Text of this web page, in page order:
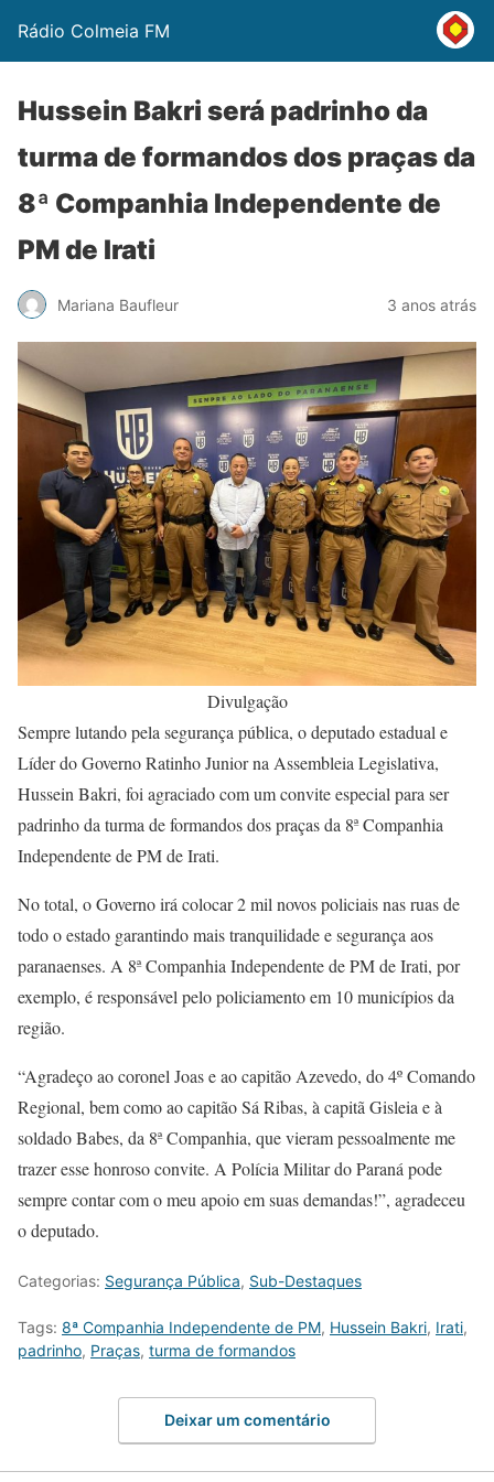
Rádio Colmeia FM
Hussein Bakri será padrinho da
turma de formandos dos praças da
8ª Companhia Independente de
PM de Irati
Mariana Baufleur 3 anos atrás
Divulgação
Sempre lutando pela segurança pública, o deputado estadual e
Líder do Governo Ratinho Junior na Assembleia Legislativa,
Hussein Bakri, foi agraciado com um convite especial para ser
padrinho da turma de formandos dos praças da 8ª Companhia
Independente de PM de Irati.
No total, o Governo irá colocar 2 mil novos policiais nas ruas de
todo o estado garantindo mais tranquilidade e segurança aos
paranaenses. A 8ª Companhia Independente de PM de Irati, por
exemplo, é responsável pelo policiamento em 10 municípios da
região.
“Agradeço ao coronel Joas e ao capitão Azevedo, do 4º Comando
Regional, bem como ao capitão Sá Ribas, à capitã Gisleia e à
soldado Babes, da 8ª Companhia, que vieram pessoalmente me
trazer esse honroso convite. A Polícia Militar do Paraná pode
sempre contar com o meu apoio em suas demandas!”, agradeceu
o deputado.
Categorias: Segurança Pública, Sub-Destaques
Tags: 8ª Companhia Independente de PM, Hussein Bakri, Irati,
padrinho, Praças, turma de formandos
Deixar um comentário